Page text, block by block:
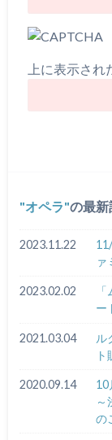
上に表示され
オペラ の最新
2023.11.22
ァ
2023.02.02
ー
2021.03.04
ル
ト
2020.09.14
10
～
の